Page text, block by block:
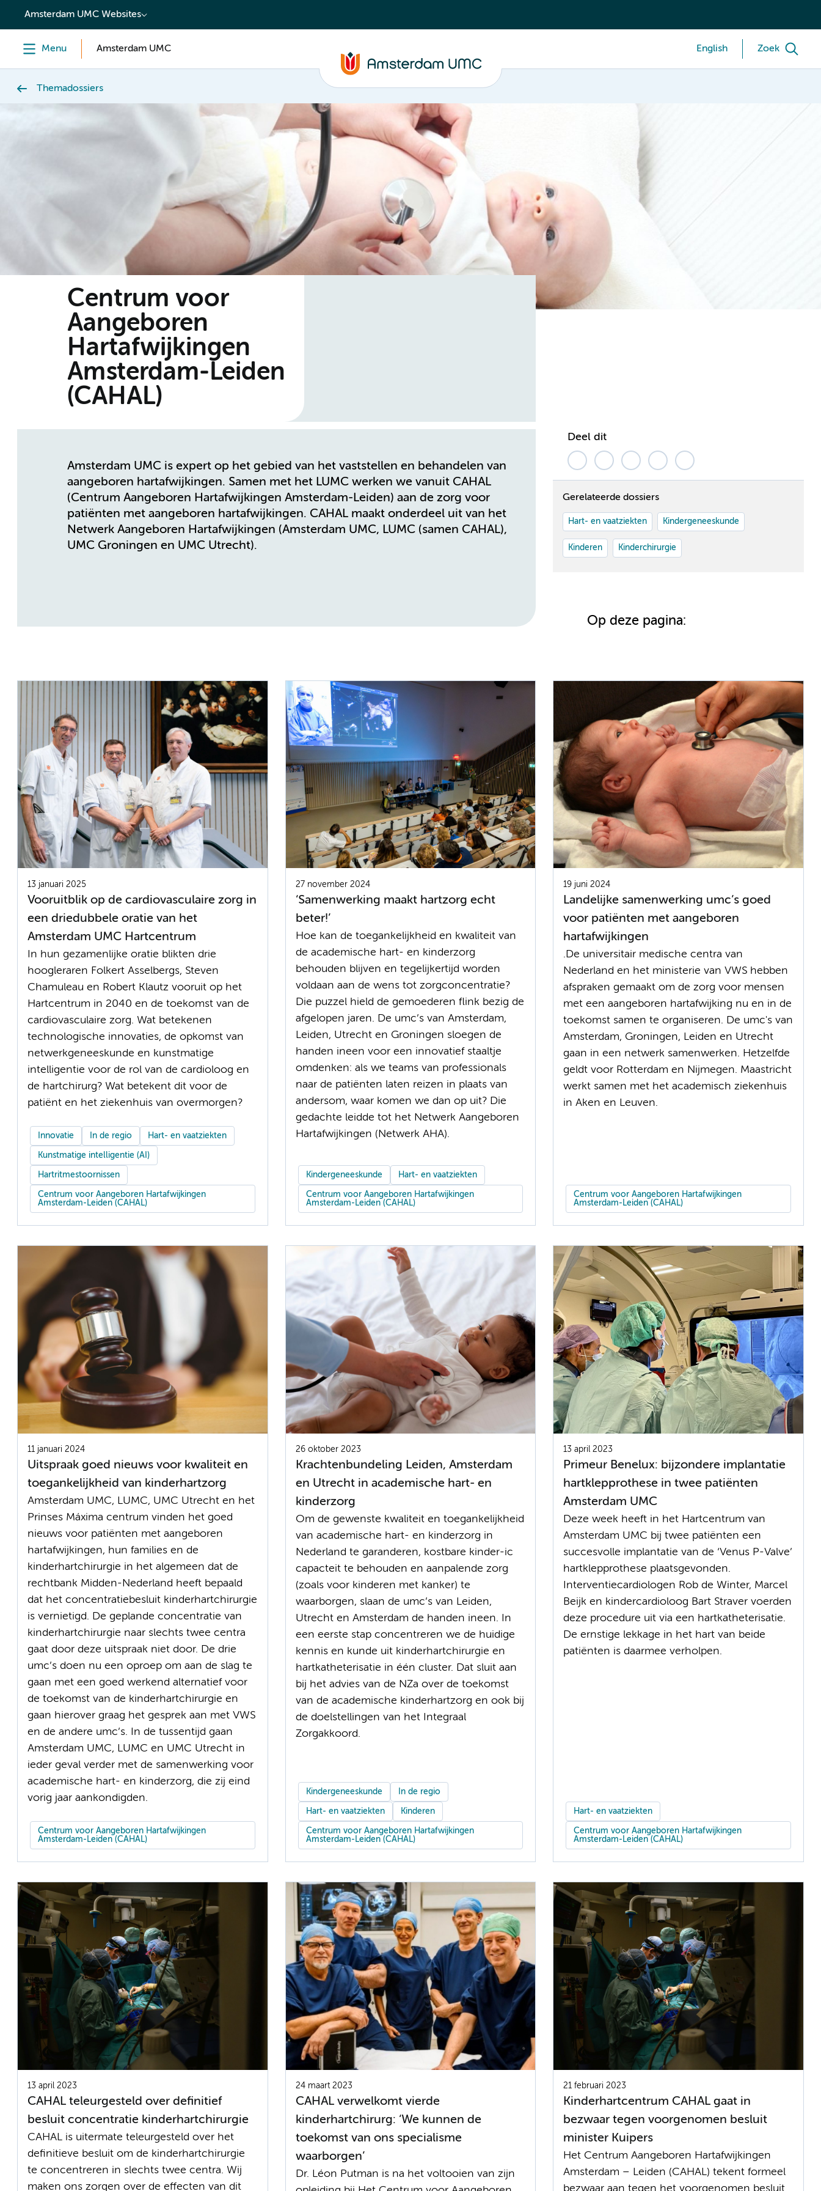
content
Amsterdam UMC Websites
Menu Amsterdam UMC English Zoek
Themadossiers
Centrum voor
Aangeboren
Hartafwijkingen
Amsterdam-Leiden
(CAHAL)
Amsterdam UMC is expert op het gebied van het vaststellen en behandelen van
aangeboren hartafwijkingen. Samen met het LUMC werken we vanuit CAHAL
(Centrum Aangeboren Hartafwijkingen Amsterdam-Leiden) aan de zorg voor
patiënten met aangeboren hartafwijkingen. CAHAL maakt onderdeel uit van het
Netwerk Aangeboren Hartafwijkingen (Amsterdam UMC, LUMC (samen CAHAL),
UMC Groningen en UMC Utrecht).
Deel dit
Gerelateerde dossiers
Hart- en vaatziekten Kindergeneeskunde
Kinderen Kinderchirurgie
Op deze pagina:
13 januari 2025
Vooruitblik op de cardiovasculaire zorg in
een driedubbele oratie van het
Amsterdam UMC Hartcentrum
In hun gezamenlijke oratie blikten drie
hoogleraren Folkert Asselbergs, Steven
Chamuleau en Robert Klautz vooruit op het
Hartcentrum in 2040 en de toekomst van de
cardiovasculaire zorg. Wat betekenen
technologische innovaties, de opkomst van
netwerkgeneeskunde en kunstmatige
intelligentie voor de rol van de cardioloog en
de hartchirurg? Wat betekent dit voor de
patiënt en het ziekenhuis van overmorgen?
Innovatie In de regio Hart- en vaatziekten
Kunstmatige intelligentie (AI)
Hartritmestoornissen
Centrum voor Aangeboren Hartafwijkingen
Amsterdam-Leiden (CAHAL)
27 november 2024
‘Samenwerking maakt hartzorg echt
beter!’
Hoe kan de toegankelijkheid en kwaliteit van
de academische hart- en kinderzorg
behouden blijven en tegelijkertijd worden
voldaan aan de wens tot zorgconcentratie?
Die puzzel hield de gemoederen flink bezig de
afgelopen jaren. De umc’s van Amsterdam,
Leiden, Utrecht en Groningen sloegen de
handen ineen voor een innovatief staaltje
omdenken: als we teams van professionals
naar de patiënten laten reizen in plaats van
andersom, waar komen we dan op uit? Die
gedachte leidde tot het Netwerk Aangeboren
Hartafwijkingen (Netwerk AHA).
Kindergeneeskunde Hart- en vaatziekten
Centrum voor Aangeboren Hartafwijkingen
Amsterdam-Leiden (CAHAL)
19 juni 2024
Landelijke samenwerking umc’s goed
voor patiënten met aangeboren
hartafwijkingen
.De universitair medische centra van
Nederland en het ministerie van VWS hebben
afspraken gemaakt om de zorg voor mensen
met een aangeboren hartafwijking nu en in de
toekomst samen te organiseren. De umc's van
Amsterdam, Groningen, Leiden en Utrecht
gaan in een netwerk samenwerken. Hetzelfde
geldt voor Rotterdam en Nijmegen. Maastricht
werkt samen met het academisch ziekenhuis
in Aken en Leuven.
Centrum voor Aangeboren Hartafwijkingen
Amsterdam-Leiden (CAHAL)
11 januari 2024
Uitspraak goed nieuws voor kwaliteit en
toegankelijkheid van kinderhartzorg
Amsterdam UMC, LUMC, UMC Utrecht en het
Prinses Máxima centrum vinden het goed
nieuws voor patiënten met aangeboren
hartafwijkingen, hun families en de
kinderhartchirurgie in het algemeen dat de
rechtbank Midden-Nederland heeft bepaald
dat het concentratiebesluit kinderhartchirurgie
is vernietigd. De geplande concentratie van
kinderhartchirurgie naar slechts twee centra
gaat door deze uitspraak niet door. De drie
umc’s doen nu een oproep om aan de slag te
gaan met een goed werkend alternatief voor
de toekomst van de kinderhartchirurgie en
gaan hierover graag het gesprek aan met VWS
en de andere umc’s. In de tussentijd gaan
Amsterdam UMC, LUMC en UMC Utrecht in
ieder geval verder met de samenwerking voor
academische hart- en kinderzorg, die zij eind
vorig jaar aankondigden.
Centrum voor Aangeboren Hartafwijkingen
Amsterdam-Leiden (CAHAL)
26 oktober 2023
Krachtenbundeling Leiden, Amsterdam
en Utrecht in academische hart- en
kinderzorg
Om de gewenste kwaliteit en toegankelijkheid
van academische hart- en kinderzorg in
Nederland te garanderen, kostbare kinder-ic
capacteit te behouden en aanpalende zorg
(zoals voor kinderen met kanker) te
waarborgen, slaan de umc’s van Leiden,
Utrecht en Amsterdam de handen ineen. In
een eerste stap concentreren we de huidige
kennis en kunde uit kinderhartchirurgie en
hartkatheterisatie in één cluster. Dat sluit aan
bij het advies van de NZa over de toekomst
van de academische kinderhartzorg en ook bij
de doelstellingen van het Integraal
Zorgakkoord.
Kindergeneeskunde In de regio
Hart- en vaatziekten Kinderen
Centrum voor Aangeboren Hartafwijkingen
Amsterdam-Leiden (CAHAL)
13 april 2023
Primeur Benelux: bijzondere implantatie
hartklepprothese in twee patiënten
Amsterdam UMC
Deze week heeft in het Hartcentrum van
Amsterdam UMC bij twee patiënten een
succesvolle implantatie van de ‘Venus P-Valve’
hartklepprothese plaatsgevonden.
Interventiecardiologen Rob de Winter, Marcel
Beijk en kindercardioloog Bart Straver voerden
deze procedure uit via een hartkatheterisatie.
De ernstige lekkage in het hart van beide
patiënten is daarmee verholpen.
Hart- en vaatziekten
Centrum voor Aangeboren Hartafwijkingen
Amsterdam-Leiden (CAHAL)
13 april 2023
CAHAL teleurgesteld over definitief
besluit concentratie kinderhartchirurgie
CAHAL is uitermate teleurgesteld over het
definitieve besluit om de kinderhartchirurgie
te concentreren in slechts twee centra. Wij
maken ons zorgen over de effecten van dit
24 maart 2023
CAHAL verwelkomt vierde
kinderhartchirurg: ‘We kunnen de
toekomst van ons specialisme
waarborgen’
Dr. Léon Putman is na het voltooien van zijn
21 februari 2023
Kinderhartcentrum CAHAL gaat in
bezwaar tegen voorgenomen besluit
minister Kuipers
Het Centrum Aangeboren Hartafwijkingen
Amsterdam – Leiden (CAHAL) tekent formeel